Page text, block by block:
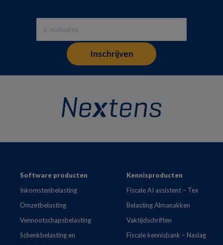
FooterSoftware producten
Inkomstenbelasting
Omzetbelasting
Vennootschapsbelasting
Schenkbelasting en
Kennisproducten
Fiscale AI assistent – Tex
Belasting Almanakken
Vaktijdschriften
Fiscale kennisbank – Naslag